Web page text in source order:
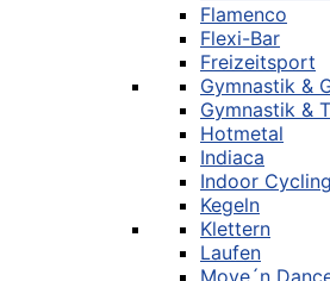
Flamenco
Flexi-Bar
Freizeitsport
Gymnastik &
Gymnastik &
Hotmetal
Indiaca
Indoor Cycling
Kegeln
Klettern
Laufen